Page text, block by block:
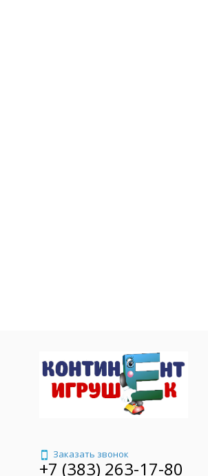
Заказать звонок
+7 (383) 263-17-80